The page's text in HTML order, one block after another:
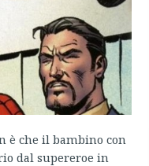
è che il bambino con
dal supereroe in